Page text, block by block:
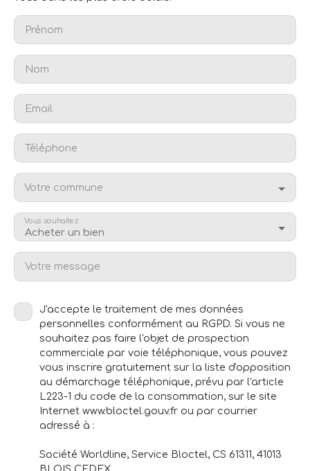
Prénom
Nom
Email
Téléphone
Votre commune
Acheter un bien
Vous souhaitez
Votre message
J'accepte le traitement de mes données
personnelles conformément au RGPD. Si vous ne
souhaitez pas faire l'objet de prospection
commerciale par voie téléphonique, vous pouvez
vous inscrire gratuitement sur la liste d'opposition
au démarchage téléphonique, prévu par l'article
L223-1 du code de la consommation, sur le site
Internet www.bloctel.gouv.fr ou par courrier
adressé à :
Société Worldline, Service Bloctel, CS 61311, 41013